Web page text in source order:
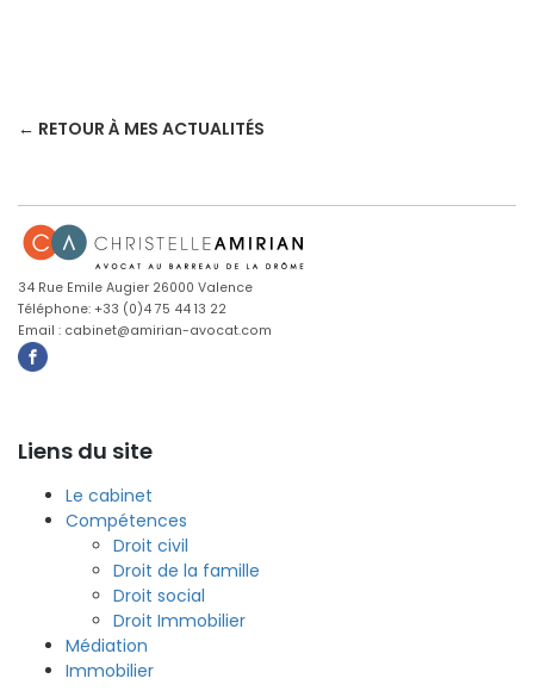
← RETOUR À MES ACTUALITÉS
34 Rue Emile Augier 26000 Valence
Téléphone: +33 (0)4 75 44 13 22
Email : cabinet@amirian-avocat.com
Liens du site
Le cabinet
Compétences
Droit civil
Droit de la famille
Droit social
Droit Immobilier
Médiation
Immobilier